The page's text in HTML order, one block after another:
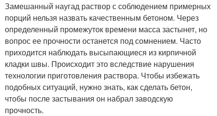
Замешанный наугад раствор с соблюдением примерных
порций нельзя назвать качественным бетоном. Через
определенный промежуток времени масса застынет, но
вопрос ее прочности останется под сомнением. Часто
приходится наблюдать высыпающиеся из кирпичной
кладки швы. Происходит это вследствие нарушения
технологии приготовления раствора. Чтобы избежать
подобных ситуаций, нужно знать, как сделать бетон,
чтобы после застывания он набрал заводскую
прочность.